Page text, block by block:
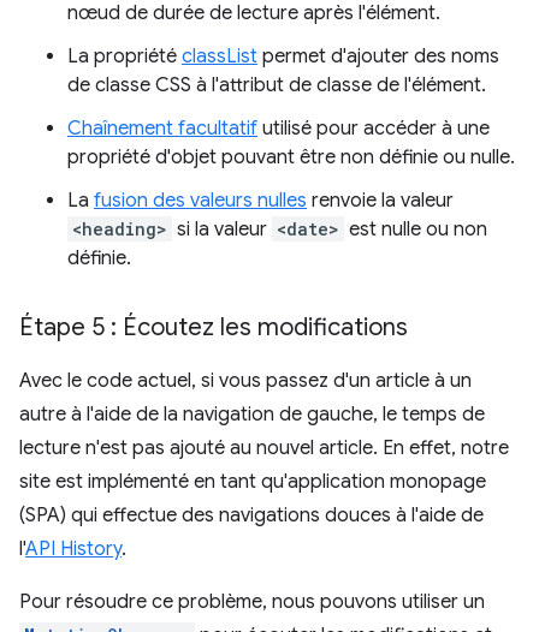
nœud de durée de lecture après l'élément.
La propriété classList permet d'ajouter des noms
de classe CSS à l'attribut de classe de l'élément.
Chaînement facultatif utilisé pour accéder à une
propriété d'objet pouvant être non définie ou nulle.
La fusion des valeurs nulles renvoie la valeur
<heading> si la valeur <date> est nulle ou non
définie.
Étape 5 : Écoutez les modifications
Avec le code actuel, si vous passez d'un article à un
autre à l'aide de la navigation de gauche, le temps de
lecture n'est pas ajouté au nouvel article. En effet, notre
site est implémenté en tant qu'application monopage
(SPA) qui effectue des navigations douces à l'aide de
l'API History.
Pour résoudre ce problème, nous pouvons utiliser un